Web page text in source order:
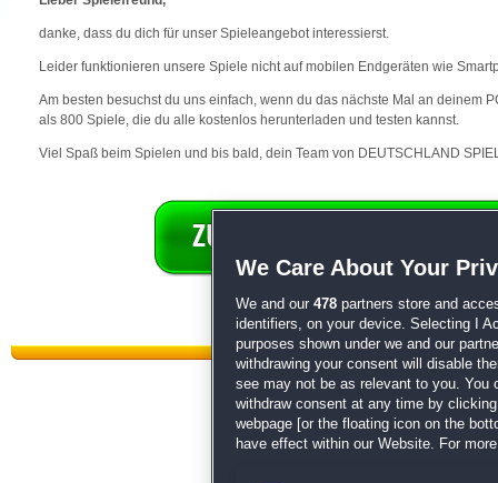
danke, dass du dich für unser Spieleangebot interessierst.
Leider funktionieren unsere Spiele nicht auf mobilen Endgeräten wie
Am besten besuchst du uns einfach, wenn du das nächste Mal an deinem
als 800 Spiele, die du alle kostenlos herunterladen und testen kannst.
Viel Spaß beim Spielen und bis bald, dein Team von DEUTSCHLAND
Datenschutz| AGB|Impressum
We Care About Your
We and our 478 partners store and
identifiers, on your device. Selecting I
purposes shown under we and our
withdrawing your consent will disable
see may not be as relevant to you. You
withdraw consent at any time by
webpage [or the floating icon on the
have effect within our Website. For